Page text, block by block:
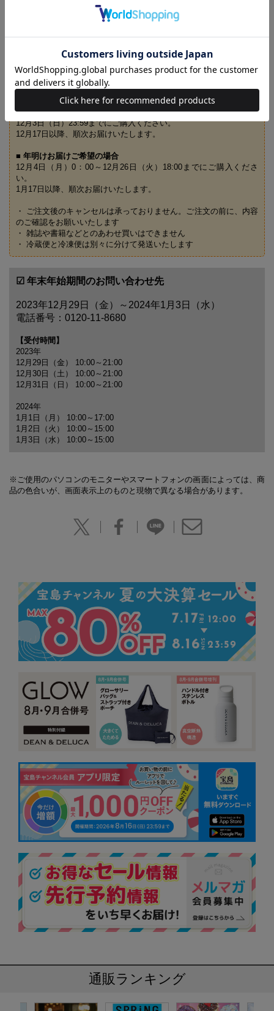
〇 食楽庵ふる川 ふく刺三種盛り（4人前）
〇 まふく炙り刺身・ちりセット（3人前）
☑ お申し込みについて
■ 年内お届けご希望の場合
12月3日（日）23:59までにご購入ください。
12月17日以降、順次お届けいたします。
■ 年明けお届けご希望の場合
12月4日（月）0：00～12月26日（火）18:00までにご購入くださ
い。
1月17日以降、順次お届けいたします。
・ ご注文後のキャンセルは承っておりません。ご注文の前に、内容
のご確認をお願いいたします
・ 雑誌や書籍などとのあわせ買いはできません
・ 冷蔵便と冷凍便は別々に分けて発送いたします
☑ 年末年始期間のお問い合わせ先
2023年12月29日（金）～2024年1月3日（水）
電話番号：0120-11-8680
【受付時間】
2023年
12月29日（金） 10:00～21:00
12月30日（土） 10:00～21:00
12月31日（日） 10:00～21:00
2024年
1月1日（月） 10:00～17:00
1月2日（火） 10:00～15:00
1月3日（水） 10:00～15:00
※ご使用のパソコンのモニターやスマートフォンの画面によっては、商
品の色合いが、画面表示上のものと現物で異なる場合があります。
通販ランキング